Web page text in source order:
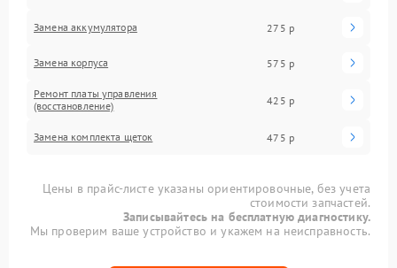
Замена аккумулятора 275 р
Замена корпуса 575 р
Ремонт платы управления
(восстановление)
425 р
Замена комплекта щеток 475 р
Цены в прайс-листе указаны ориентировочные, без учета
стоимости запчастей.
Записывайтесь на бесплатную диагностику.
Мы проверим ваше устройство и укажем на неисправность.